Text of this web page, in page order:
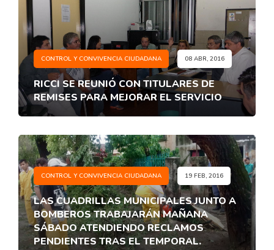
CONTROL Y CONVIVENCIA CIUDADANA 08 ABR, 2016
RICCI SE REUNIÓ CON TITULARES DE
REMISES PARA MEJORAR EL SERVICIO
CONTROL Y CONVIVENCIA CIUDADANA 19 FEB, 2016
LAS CUADRILLAS MUNICIPALES JUNTO A
BOMBEROS TRABAJARÁN MAÑANA
SÁBADO ATENDIENDO RECLAMOS
PENDIENTES TRAS EL TEMPORAL.